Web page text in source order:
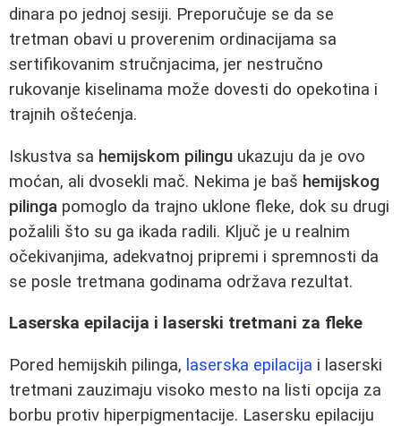
dinara po jednoj sesiji. Preporučuje se da se
tretman obavi u proverenim ordinacijama sa
sertifikovanim stručnjacima, jer nestručno
rukovanje kiselinama može dovesti do opekotina i
trajnih oštećenja.
Iskustva sa hemijskom pilingu ukazuju da je ovo
moćan, ali dvosekli mač. Nekima je baš hemijskog
pilinga pomoglo da trajno uklone fleke, dok su drugi
požalili što su ga ikada radili. Ključ je u realnim
očekivanjima, adekvatnoj pripremi i spremnosti da
se posle tretmana godinama održava rezultat.
Laserska epilacija i laserski tretmani za fleke
Pored hemijskih pilinga, laserska epilacija i laserski
tretmani zauzimaju visoko mesto na listi opcija za
borbu protiv hiperpigmentacije. Lasersku epilaciju